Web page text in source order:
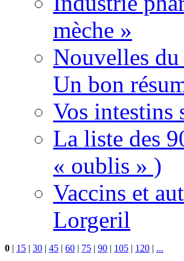
mèche »
Nouvelles
Un bon
Vos intestins
La liste des
« oublis » )
Vaccins et
Lorgeril
0 | 15 | 30 | 45 | 60 | 75 | 90 | 105 | 120 | ...